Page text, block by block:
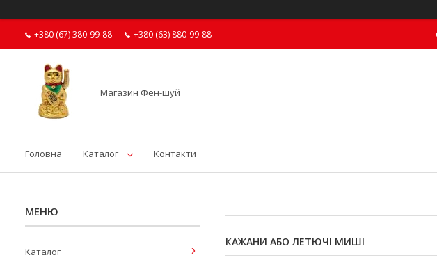
+380 (67) 380-99-88 +380 (63) 880-99-88
Магазин Фен-шуй
Головна Каталог Контакти
КАЖАНИ АБО ЛЕТЮЧІ МИШІ
Каталог